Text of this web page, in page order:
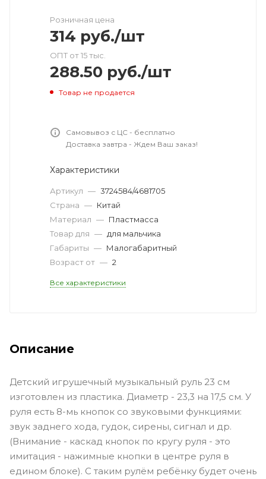
Розничная цена
314 руб./шт
ОПТ от 15 тыс.
288.50 руб./шт
Товар не продается
Самовывоз с ЦС - бесплатно
Доставка завтра - Ждем Ваш заказ!
Характеристики
Артикул — 3724584/4681705
Страна — Китай
Материал — Пластмасса
Товар для — для мальчика
Габариты — Малогабаритный
Возраст от — 2
Все характеристики
Описание
Детский игрушечный музыкальный руль 23 см
изготовлен из пластика. Диаметр - 23,3 на 17,5 см. У
руля есть 8-мь кнопок со звуковыми функциями:
звук заднего хода, гудок, сирены, сигнал и др.
(Внимание - каскад кнопок по кругу руля - это
имитация - нажимные кнопки в центре руля в
едином блоке). С таким рулём ребёнку будет очень